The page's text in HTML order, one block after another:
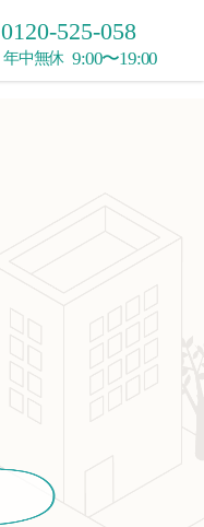
0120-525-058
年中無休 9:00〜19:00